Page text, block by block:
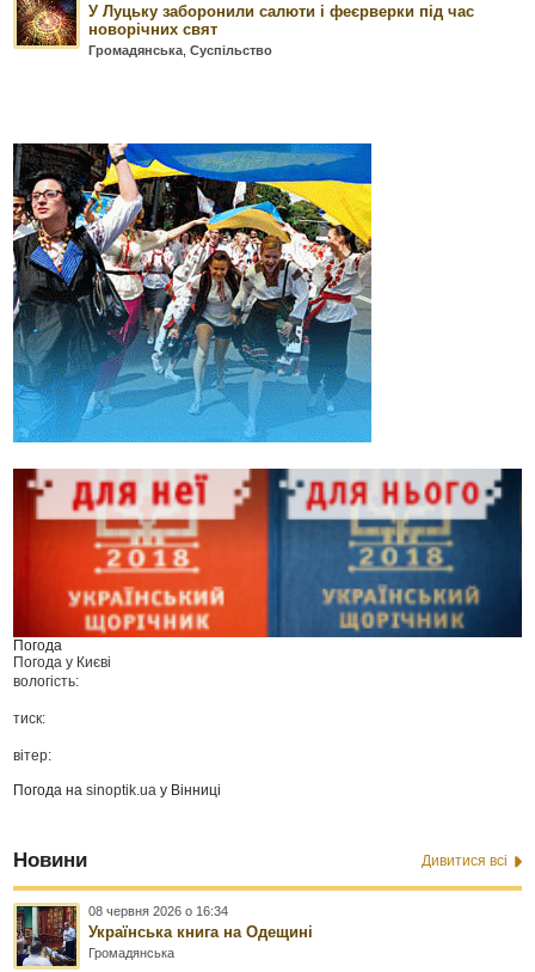
У Луцьку заборонили салюти і феєрверки під час
новорічних свят
Громадянська ,Суспільство
Погода
Погода у Києві
вологість:
тиск:
вітер:
Погода наsinoptik.ua у Вінниці
Новини Дивитися всі
08 червня 2026 о 16:34
Українська книга на Одещині
Громадянська